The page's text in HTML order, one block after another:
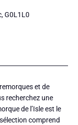
G0L1L0
et de
recherchez une
de l’Isle est le
comprend